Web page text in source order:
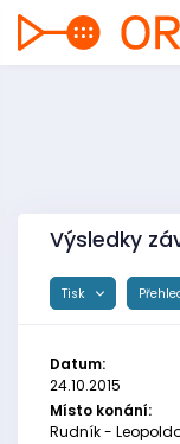
Výsledky
Tisk
Datum:
24.10.2015
Místo konání:
Rudník -